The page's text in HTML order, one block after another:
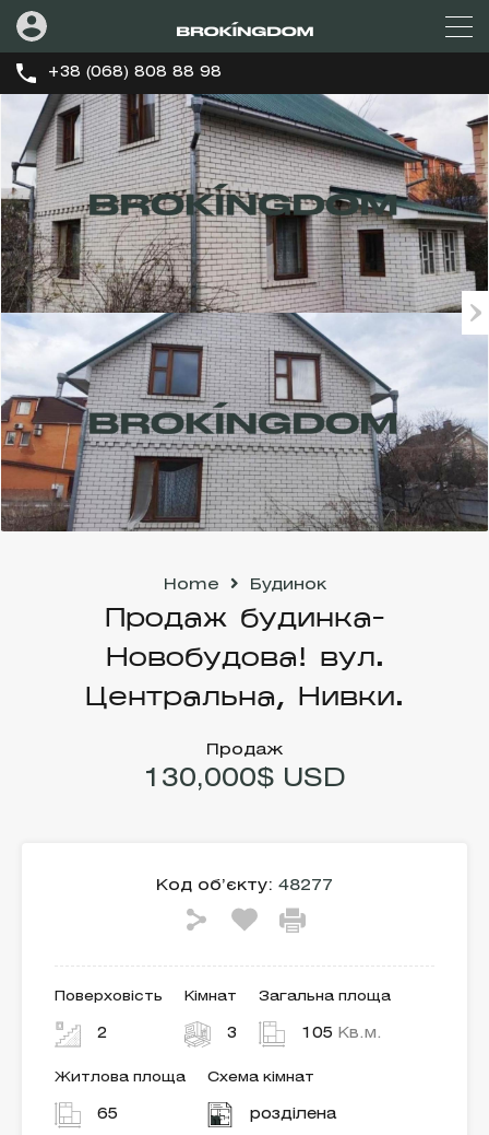
+38 (068) 808 88 98
Home Будинок
Продаж будинка-
Новобудова! вул.
Центральна, Нивки.
Продаж
130,000$ USD
Код об’єкту: 48277
Поверховість
2
Кімнат
3
Загальна площа
105 Кв.м.
Житлова площа
65
Схема кімнат
розділена